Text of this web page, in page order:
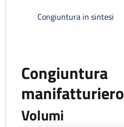
Congiuntura in sintesi
Congiuntura
manifatturiero
Volumi